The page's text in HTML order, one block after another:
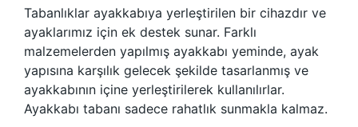
Tabanlıklar ayakkabıya yerleştirilen bir cihazdır ve
ayaklarımız için ek destek sunar. Farklı
malzemelerden yapılmış ayakkabı yeminde, ayak
yapısına karşılık gelecek şekilde tasarlanmış ve
ayakkabının içine yerleştirilerek kullanılırlar.
Ayakkabı tabanı sadece rahatlık sunmakla kalmaz.